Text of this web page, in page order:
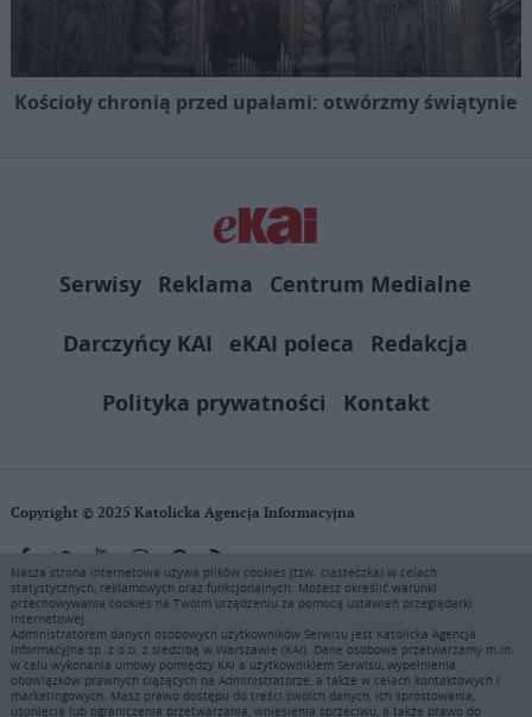
Kościoły chronią przed upałami: otwórzmy świątynie
Serwisy Reklama
Centrum Medialne
Darczyńcy KAI
eKAI poleca
Redakcja
Polityka prywatności
Kontakt
Copyright © 2025 Katolicka Agencja Informacyjna
KAI zastrzega wszelkie prawa do serwisu. Użytkownicy mogą pobierać
i drukować fragmenty zawartości serwisu internetowego www.ekai.pl
wyłącznie do użytku osobistego. Publikacja, rozpowszechnianie
zawartości niniejszego serwisu lub jej sprzedaż (także framing i in.
podobne metody), są bez uprzedniej pisemnej zgody KAI zabronione i
stanowią naruszenie ustaw o prawie autorskim, ochronie baz danych i
Nasza strona internetowa używa plików cookies (tzw. ciasteczka) w celach
statystycznych, reklamowych oraz funkcjonalnych. Możesz określić warunki
przechowywania cookies na Twoim urządzeniu za pomocą ustawień przeglądarki
internetowej.
Administratorem danych osobowych użytkowników Serwisu jest Katolicka Agencja
Informacyjna sp. z o.o. z siedzibą w Warszawie (KAI). Dane osobowe przetwarzamy m.in.
w celu wykonania umowy pomiędzy KAI a użytkownikiem Serwisu, wypełnienia
obowiązków prawnych ciążących na Administratorze, a także w celach kontaktowych i
marketingowych. Masz prawo dostępu do treści swoich danych, ich sprostowania,
usunięcia lub ograniczenia przetwarzania, wniesienia sprzeciwu, a także prawo do